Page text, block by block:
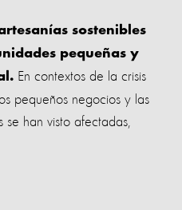
sostenibles
pequeñas y
En contextos de la crisis
pequeños negocios y las
se han visto afectadas,